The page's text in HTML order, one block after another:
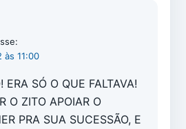
às 11:00
SÓ O QUE FALTAVA!
O ZITO APOIAR O
PRA SUA SUCESSÃO, E